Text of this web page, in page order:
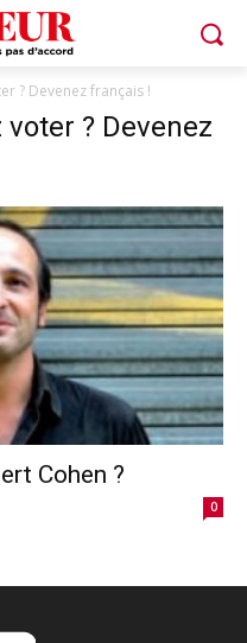
? Devenez français !
? Devenez
Cohen ?
0